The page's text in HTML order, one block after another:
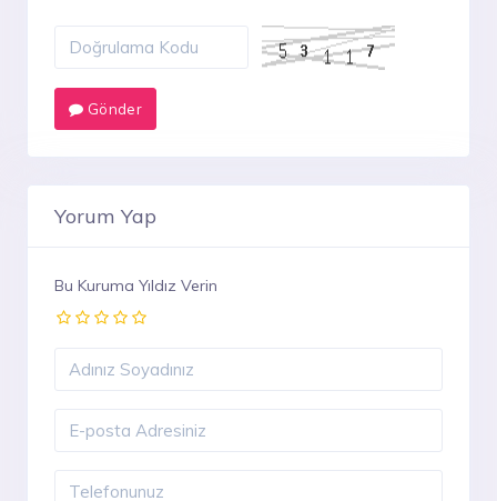
Gönder
Yorum Yap
Bu Kuruma Yıldız Verin